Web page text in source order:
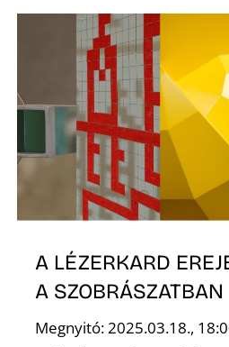
A LÉZERKARD
A SZOBRÁSZATBAN
Megnyitó: 2025.03.18.,